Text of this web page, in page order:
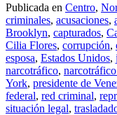
Publicada en Centro,
criminales, acusaciones,
Brooklyn, capturados,
Cilia Flores, corrupción,
esposa, Estados Unidos,
narcotráfico,
York, presidente de
federal, red criminal,
situación legal,